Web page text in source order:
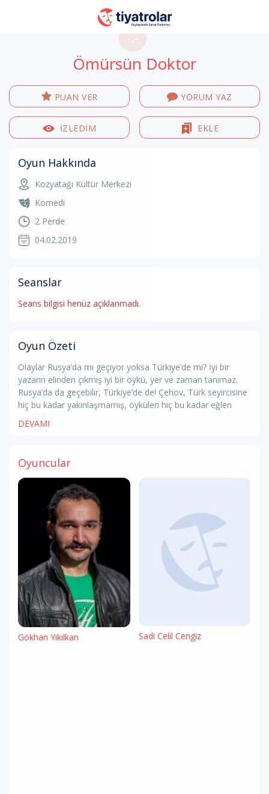
-.-
Ömürsün Doktor
PUAN VER YORUM YAZ
İZLEDİM EKLE
Oyun Hakkında
Kozyatağı Kültür Merkezi
Komedi
2 Perde
04.02.2019
Seanslar
Seans bilgisi henüz açıklanmadı.
Oyun Özeti
Olaylar Rusya’da mı geçiyor yoksa Türkiye’de mi? İyi bir
yazarın elinden çıkmış iyi bir öykü, yer ve zaman tanımaz.
Rusya’da da geçebilir, Türkiye’de de! Çehov, Türk seyircisine
hiç bu kadar yakınlaşmamış, öyküleri hiç bu kadar eğlen
DEVAMI
Oyuncular
Gökhan Yıkılkan Sadi Celil Cengiz